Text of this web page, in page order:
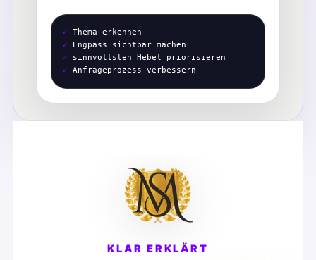
✓ Thema erkennen
✓ Engpass sichtbar machen
✓ sinnvollsten Hebel priorisieren
✓ Anfrageprozess verbessern
KLAR ERKLÄRT